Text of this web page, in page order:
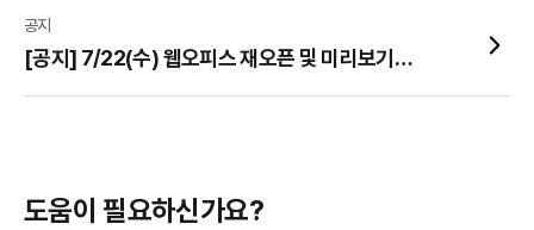
공지
[공지] 7/22(수) 웹오피스 재오픈 및 미리보기
도움이 필요하신가요?